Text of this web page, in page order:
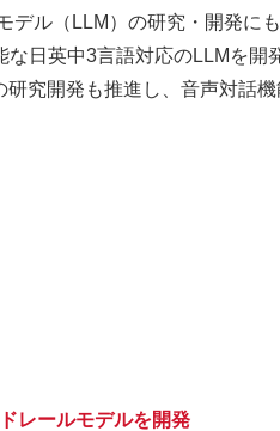
デル（LLM）の研究・開発
な日英中3言語対応のLLMを
究開発も推進し、音声対話
レールモデルを開発